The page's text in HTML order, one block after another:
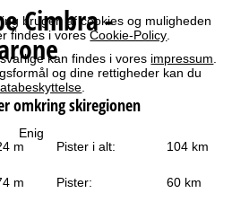
brugen af cookies og muligheden
findes i voresCookie-Policy
kan findes i vores impressum
og dine rettigheder kan du
Enig
Cimbra -
omkring skiregionen
m Pister i alt: 104 km
m Pister: 60 km